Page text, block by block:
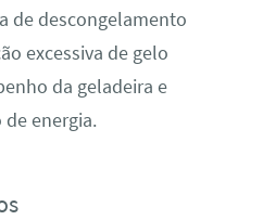
de descongelamento
excessiva de gelo
da geladeira e
energia.